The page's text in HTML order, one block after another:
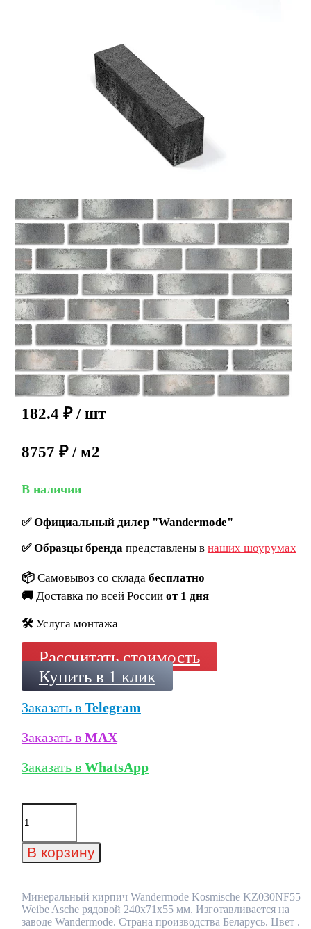
182.4 ₽ / шт
8757 ₽ / м2
В наличии
✅Официальный дилер "Wandermode"
✅Образцы брендапредставлены в наших шоурумах
📦 Самовывоз со склада бесплатно
🚚 Доставка по всей России от 1 дня
🛠️ Услуга монтажа
Рассчитать стоимость
Купить в 1 клик
Заказать в Telegram
Заказать в MAX
Заказать в WhatsApp
Количество
товара
кирпич
Wandermode
Weibe
Asche
рядовой
В корзину
Минеральный кирпич Wandermode Kosmische KZ030NF55
Weibe Asche рядовой 240x71x55 мм. Изготавливается на
заводе Wandermode. Страна производства Беларусь. Цвет .